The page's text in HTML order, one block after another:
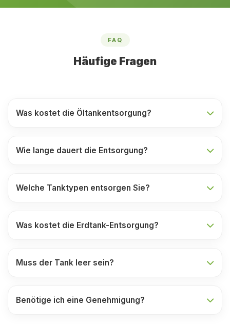
FAQ
Häufige Fragen
Was kostet die Öltankentsorgung?
Wie lange dauert die Entsorgung?
Welche Tanktypen entsorgen Sie?
Was kostet die Erdtank-Entsorgung?
Muss der Tank leer sein?
Benötige ich eine Genehmigung?